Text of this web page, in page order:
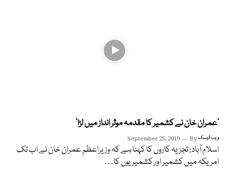
’عمران خان نے کشمیر کا مقدمہ موثر انداز میں لڑا‘
September 25, 2019 Byویب ڈیسک
اسلام آباد: تجزیہ کاروں کا کہنا ہے کہ وزیراعظم عمران خان نے اب تک
امریکہ میں کشمیر اور کشمیریوں کا…